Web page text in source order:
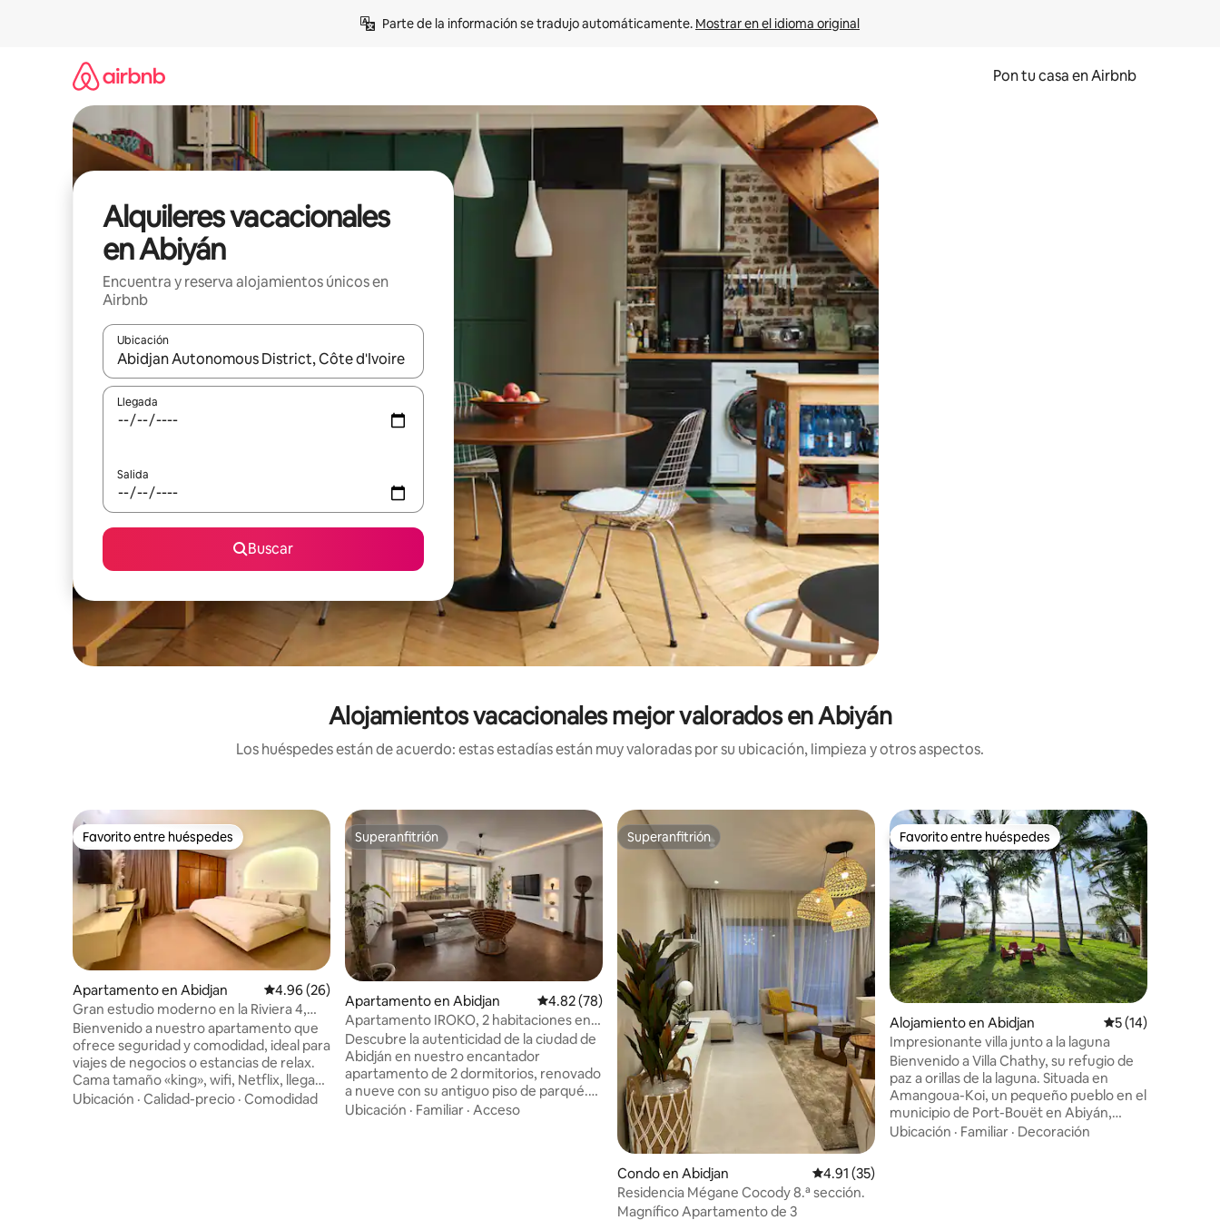
Parte de la información se tradujo automáticamente. Mostrar en el idioma original
Pon tu casa en Airbnb
Alquileres vacacionales
en Abiyán
Encuentra y reserva alojamientos únicos en
Airbnb
Ubicación
Cuando los resultados estén disponibles, navega con las teclas de flecha hacia arriba y hacia abajo o explora con el tacto o desliza el dedo.
Llegada
Salida
Buscar
Alojamientos vacacionales mejor valorados en Abiyán
Los huéspedes están de acuerdo: estas estadías están muy valoradas por su ubicación, limpieza y otros aspectos.
Favorito entre huéspedes
Favorito entre huéspedes
Apartamento en Abidjan Calificación promedio: 4.96 de 5, 26 reseñas
4.96 (26)
Gran estudio moderno en la Riviera 4,
Aire acondicionado y wifi
Bienvenido a nuestro apartamento que
ofrece seguridad y comodidad, ideal para
viajes de negocios o estancias de relax.
Cama tamaño «king», wifi, Netflix, llegada
autónoma, cocina totalmente equipada,
Ubicación · Calidad-precio · Comodidad
Superanfitrión
Superanfitrión
Apartamento en Abidjan Calificación promedio: 4.82 de 5, 78 reseñas
4.82 (78)
Apartamento IROKO, 2 habitaciones en
Le Plateau
Descubre la autenticidad de la ciudad de
Abidján en nuestro encantador
apartamento de 2 dormitorios, renovado
a nueve con su antiguo piso de parqué.
Ubicado en el corazón de Plateau,
Ubicación · Familiar · Acceso
Superanfitrión
Superanfitrión
Condo en Abidjan Calificación promedio: 4.91 de 5, 35 reseñas
4.91 (35)
Residencia Mégane Cocody 8.ª sección.
Magnífico Apartamento de 3
Favorito entre huéspedes
Favorito entre huéspedes
Alojamiento en Abidjan Calificación
5 (14)
Impresionante villa junto a la laguna
Bienvenido a Villa Chathy, su refugio de
paz a orillas de la laguna. Situada en
Amangoua-Koi, un pequeño pueblo en el
municipio de Port-Bouët en Abiyán,
cerca del aeropuerto y del parque de
Ubicación · Familiar · Decoración